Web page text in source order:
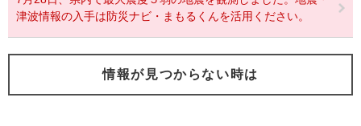
津波情報の入手は防災ナビ・まもるくんを活用ください。
情報が見つからない時は